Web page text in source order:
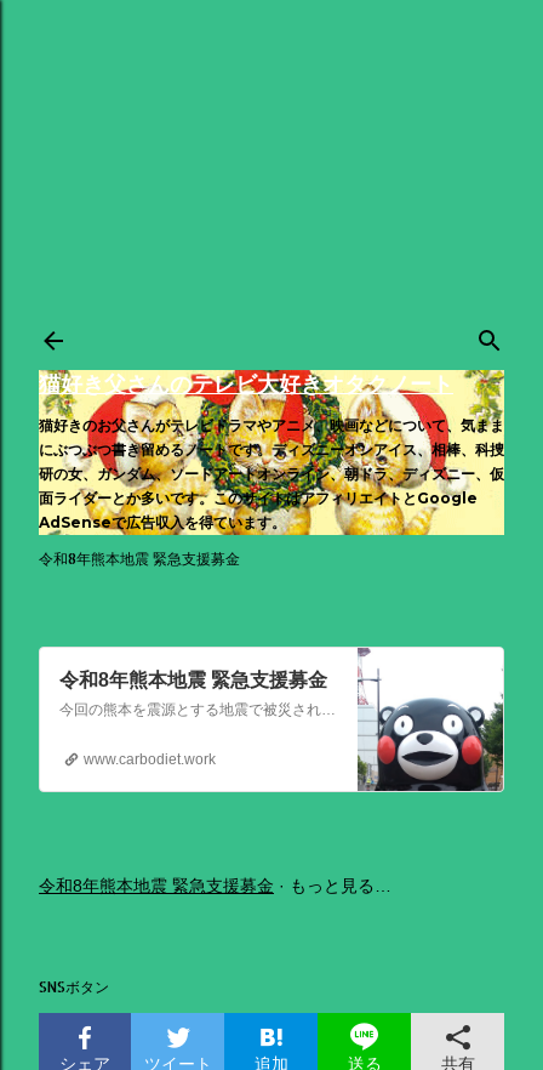
猫好き父さんのテレビ大好きオタクノート
猫好きのお父さんがテレビドラマやアニメ、映画などについて、気まま
にぶつぶつ書き留めるノートです。ディズニーオンアイス、相棒、科捜
研の女、ガンダム、ソードアートオンライン、朝ドラ、ディズニー、仮
面ライダーとか多いです。このサイトはアフィリエイトとGoogle
AdSenseで広告収入を得ています。
令和8年熊本地震 緊急支援募金
令和8年熊本地震 緊急支援募金
今回の熊本を震源とする地震で被災された皆さままだまだ余震も続き大変な時間を過ごされていると思います。心よりお見舞い申し上げます
www.carbodiet.work
令和8年熊本地震 緊急支援募金 もっと見る…
SNSボタン
シェア ツイート 追加 送る 共有